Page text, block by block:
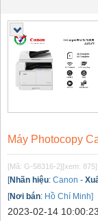
Máy Photocopy
[Mã: G-58316-2] [xem: 875]
[Nhãn hiệu: Canon -
[Nơi bán: Hồ Chí Minh]
2023-02-14